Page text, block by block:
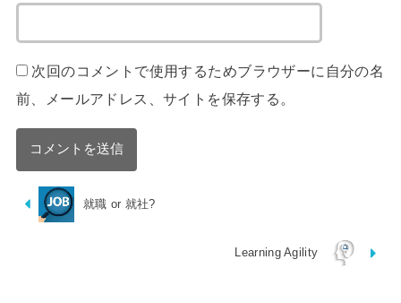
次回のコメントで使用するためブラウザーに自分の名
前、メールアドレス、サイトを保存する。
就職 or 就社?
Learning Agility